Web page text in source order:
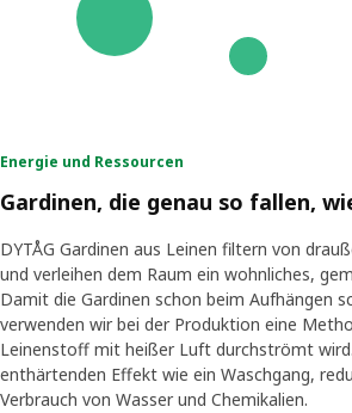
Energie und Ressourcen
Gardinen, die genau so fallen,
DYTÅG Gardinen aus Leinen filtern von
und verleihen dem Raum ein wohnliches,
Damit die Gardinen schon beim Aufhängen
verwenden wir bei der Produktion eine
Leinenstoff mit heißer Luft durchströmt
enthärtenden Effekt wie ein Waschgang,
Verbrauch von Wasser und Chemikalien.